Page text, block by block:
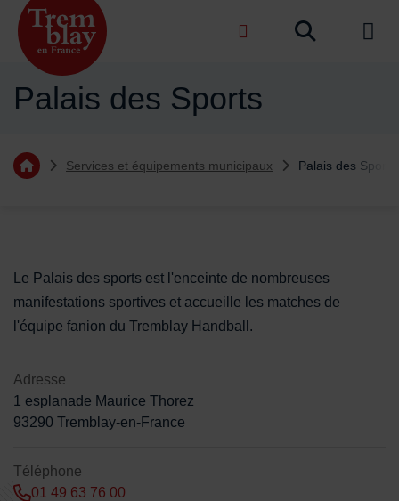
Menu de raccourcis
Accueil ville de Tremblay-en-France de
Palais des Sports
Vous êtes ici :
Retourner à l'accueil
Services et équipements municipaux Palais des Sports
Contenu de la fiche d'annuaire
Le Palais des sports est l'enceinte de nombreuses
manifestations sportives et accueille les matches de
l'équipe fanion du Tremblay Handball.
Adresse
1 esplanade Maurice Thorez
93290 Tremblay-en-France
Téléphone
01 49 63 76 00